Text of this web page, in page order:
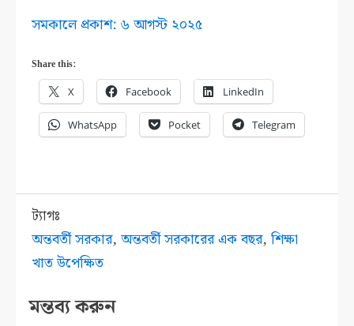
সমকালে প্রকাশ: ৬ আগস্ট ২০২৫
Share this:
X Facebook LinkedIn
WhatsApp Pocket Telegram
ট্যাগঃ
অন্তবর্তী সরকার,অন্তবর্তী সরকারের এক বছর,শিক্ষা
খাত উপেক্ষিত
মন্তব্য করুন